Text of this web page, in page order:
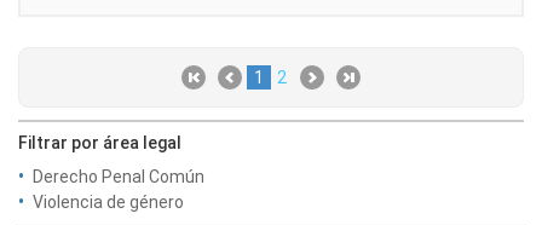
1 2
Filtrar por área legal
Derecho Penal Común
Violencia de género